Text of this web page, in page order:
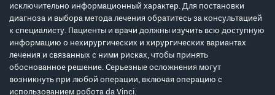
исключительно информационный характер. Для постановки
диагноза и выбора метода лечения обратитесь за консультацией
к специалисту. Пациенты и врачи должны изучить всю доступную
информацию о нехирургических и хирургических вариантах
лечения и связанных с ними рисках, чтобы принять
обоснованное решение. Серьезные осложнения могут
возникнуть при любой операции, включая операцию с
использованием робота da Vinci.